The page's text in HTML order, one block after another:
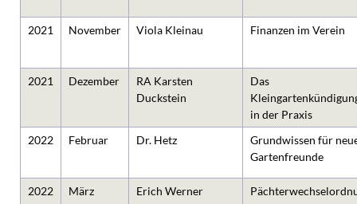
2021 November Viola Kleinau Finanzen im Verein
2021 Dezember
RA Karsten
Duckstein
Das
in der Praxis
2022
Februar Dr. Hetz
Grundwissen für
Gartenfreunde
2022 März Erich Werner